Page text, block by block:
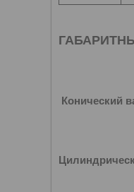
Конический